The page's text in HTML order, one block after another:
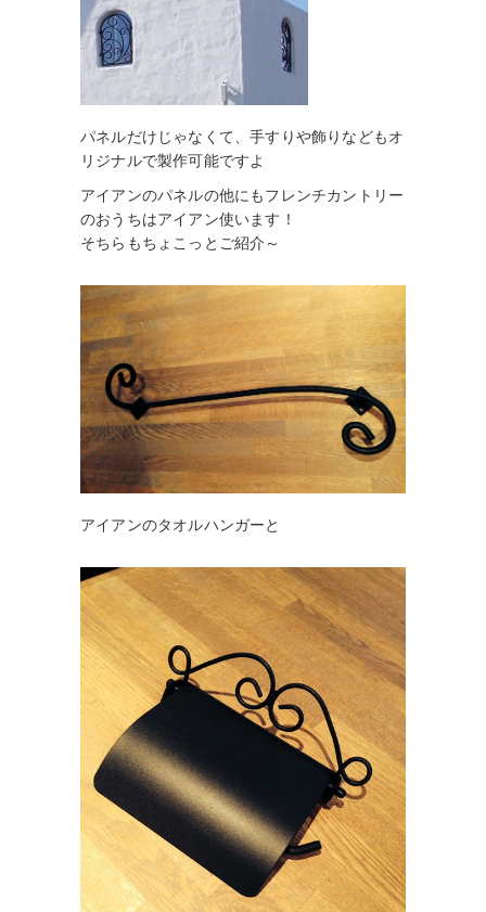
パネルだけじゃなくて、手すりや飾りなどもオ
リジナルで製作可能ですよ
アイアンのパネルの他にもフレンチカントリー
のおうちはアイアン使います！
そちらもちょこっとご紹介～
アイアンのタオルハンガーと